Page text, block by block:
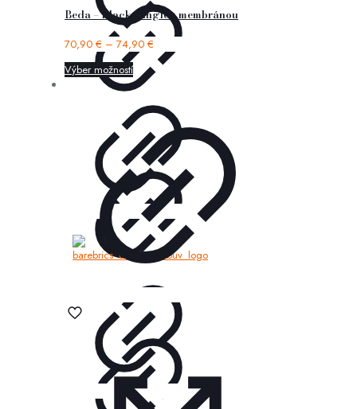
Beda – Black Jungle s membránou
70,90 € – 74,90 €
Výber možností